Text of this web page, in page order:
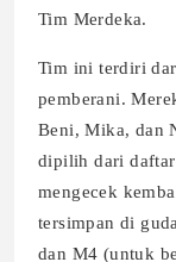
Tim Merdeka.
Tim ini terdiri
pemberani.
Beni, Mika, dan
dipilih dari daftar
mengecek
tersimpan di
dan M4 (untuk